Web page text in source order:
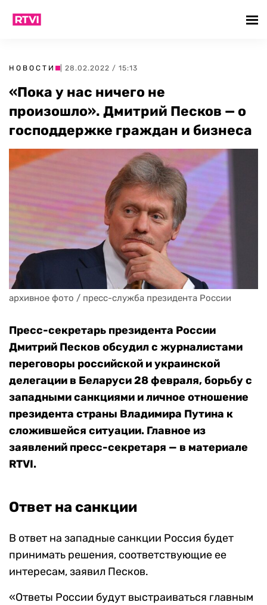
НОВОСТИ | 28.02.2022 / 15:13
«Пока у нас ничего не
произошло». Дмитрий Песков — о
господдержке граждан и бизнеса
архивное фото / пресс-служба президента России
Пресс-секретарь президента России
Дмитрий Песков обсудил с журналистами
переговоры российской и украинской
делегации в Беларуси 28 февраля, борьбу с
западными санкциями и личное отношение
президента страны Владимира Путина к
сложившейся ситуации. Главное из
заявлений пресс-секретаря — в материале
RTVI.
Ответ на санкции
В ответ на западные санкции Россия будет
принимать решения, соответствующие ее
интересам, заявил Песков.
«Ответы России будут выстраиваться главным